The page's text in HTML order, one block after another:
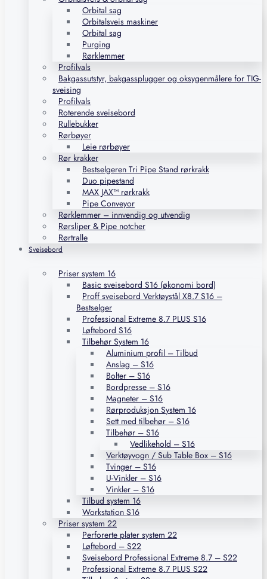
Orbital sag
Orbitalsveis maskiner
Orbital sag
Purging
Rørklemmer
Profilvals
Bakgassutstyr, bakgassplugger og oksygenmålere for TIG-
sveising
Profilvals
Roterende sveisebord
Rullebukker
Rørbøyer
Leie rørbøyer
Rør krakker
Bestselgeren Tri Pipe Stand rørkrakk
Duo pipestand
MAX JAX™ rørkrakk
Pipe Conveyor
Rørklemmer – innvendig og utvendig
Rørsliper & Pipe notcher
Rørtralle
Sveisebord
Priser system 16
Basic sveisebord S16 (økonomi bord)
Proff sveisebord Verktøystål X8.7 S16 –
Bestselger
Professional Extreme 8.7 PLUS S16
Løftebord S16
Tilbehør System 16
Aluminium profil – Tilbud
Anslag – S16
Bolter – S16
Bordpresse – S16
Magneter – S16
Rørproduksjon System 16
Sett med tilbehør – S16
Tilbehør – S16
Vedlikehold – S16
Verktøyvogn / Sub Table Box – S16
Tvinger – S16
U-Vinkler – S16
Vinkler – S16
Tilbud system 16
Workstation S16
Priser system 22
Perforerte plater system 22
Løftebord – S22
Sveisebord Professional Extreme 8.7 – S22
Professional Extreme 8.7 PLUS S22